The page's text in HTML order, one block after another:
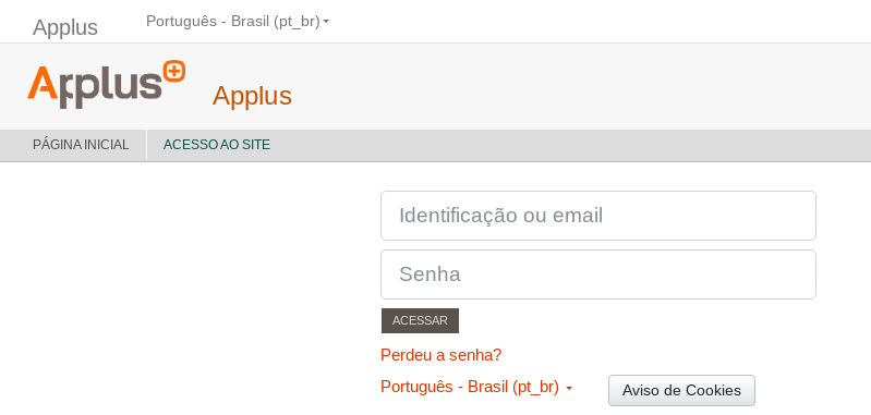
Applus Português - Brasil ‎(pt_br)‎
Applus
PÁGINA INICIAL ACESSO AO SITE
IDENTIFICAÇÃO OU EMAIL
SENHA
ACESSAR
Perdeu a senha?
Português - Brasil ‎(pt_br)‎
Aviso de Cookies